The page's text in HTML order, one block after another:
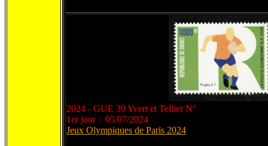
2024 - GUE 39 Yvert et Tellier N°
1er jour : 05/07/2024
Jeux Olympiques de Paris 2024